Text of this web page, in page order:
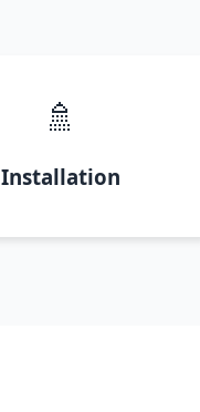
🚿
Installation